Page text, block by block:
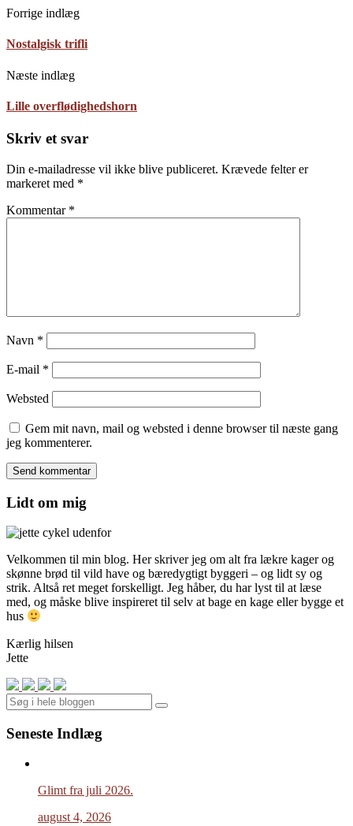
Forrige indlæg
Nostalgisk trifli
Næste indlæg
Lille overflødighedshorn
Skriv et svar
Din e-mailadresse vil ikke blive publiceret. Krævede felter er
markeret med *
Kommentar *
Navn *
E-mail *
Websted
Gem mit navn, mail og websted i denne browser til næste gang
jeg kommenterer.
Lidt om mig
Velkommen til min blog. Her skriver jeg om alt fra lækre kager og
skønne brød til vild have og bæredygtigt byggeri – og lidt sy og
strik. Altså ret meget forskelligt. Jeg håber, du har lyst til at læse
med, og måske blive inspireret til selv at bage en kage eller bygge et
hus
Kærlig hilsen
Jette
Search
Seneste Indlæg
Glimt fra juli 2026.
august 4, 2026